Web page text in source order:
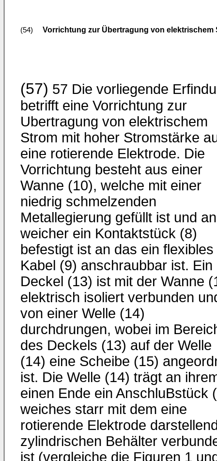
(54) Vorrichtung zur Übertragung von elektrischem
(57) 57 Die vorliegende
betrifft eine Vorrichtung zur
Ubertragung von elektrischem
Strom mit hoher Stromstärke
eine rotierende Elektrode. Die
Vorrichtung besteht aus einer
Wanne (10), welche mit einer
niedrig schmelzenden
Metallegierung gefüllt ist und an
weicher ein Kontaktstück (8)
befestigt ist an das ein flexibles
Kabel (9) anschraubbar ist. Ein
Deckel (13) ist mit der Wanne
elektrisch isoliert verbunden
von einer Welle (14)
durchdrungen, wobei im
des Deckels (13) auf der Welle
(14) eine Scheibe (15)
ist. Die Welle (14) trägt an
einen Ende ein AnschluBstück
weiches starr mit dem eine
rotierende Elektrode
zylindrischen Behälter
ist (vergleiche die Figuren 1